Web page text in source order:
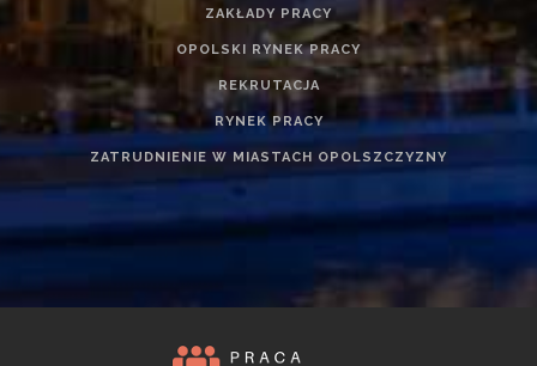
ZAKŁADY PRACY
OPOLSKI RYNEK PRACY
REKRUTACJA
RYNEK PRACY
ZATRUDNIENIE W MIASTACH OPOLSZCZYZNY